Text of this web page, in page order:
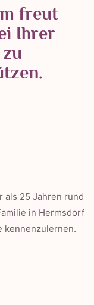
freut
Ihrer
als 25 Jahren rund
in Hermsdorf
kennenzulernen.